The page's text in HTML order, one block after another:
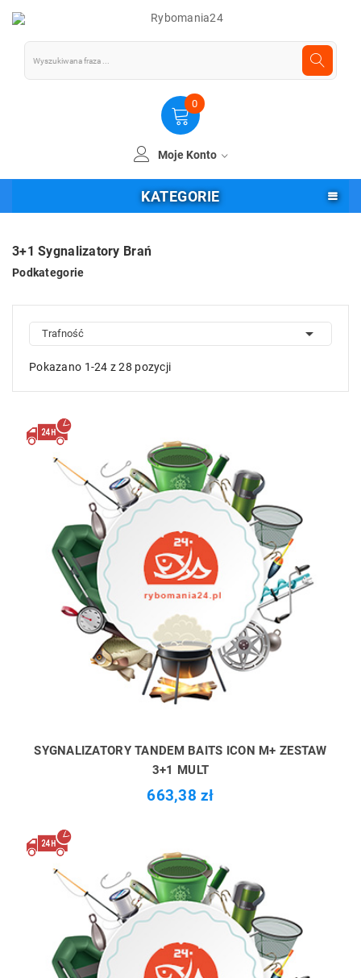
0
Moje Konto
KATEGORIE
3+1 Sygnalizatory Brań
Podkategorie
Trafność 
Pokazano 1-24 z 28 pozycji
SYGNALIZATORY TANDEM BAITS ICON M+ ZESTAW
3+1 MULT
663,38 zł